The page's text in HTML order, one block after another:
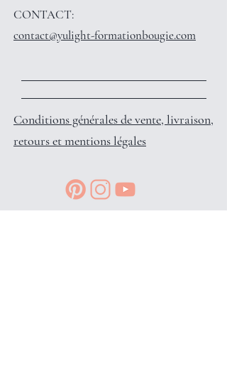
CONTACT:
contact@yulight-formationbougie.com
Conditions générales de vente, livraison,
retours et mentions légales